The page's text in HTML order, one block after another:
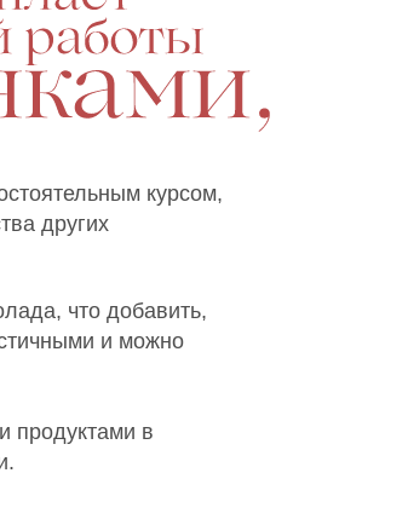
курсом,
других
что добавить,
и можно
продуктами в